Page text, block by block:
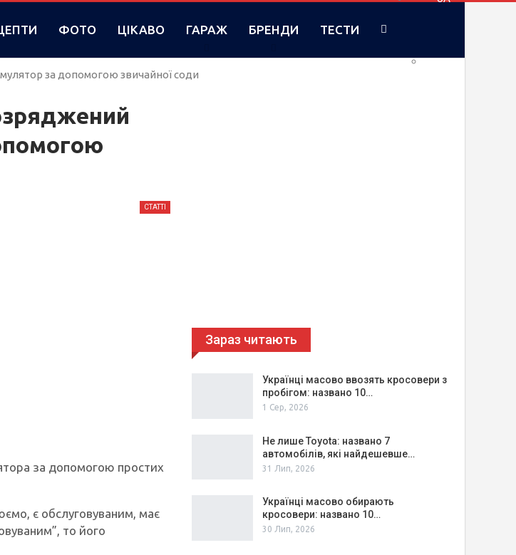
RU
ФОТО ЦІКАВО ГАРАЖ БРЕНДИ ТЕСТИ
за допомогою звичайної соди
СТАТТІ
за допомогою простих
є обслуговуваним, має
то його
Зараз читають
Українці масово ввозять кросовери з
пробігом: названо 10…
1 Сер, 2026
Не лише Toyota: названо 7
автомобілів, які найдешевше…
31 Лип, 2026
Українці масово обирають
кросовери: названо 10…
30 Лип, 2026